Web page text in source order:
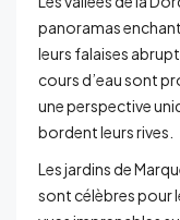
panoramas
leurs falaises
cours d’eau sont
une perspective
bordent leurs rives.
Les jardins de
sont célèbres pour